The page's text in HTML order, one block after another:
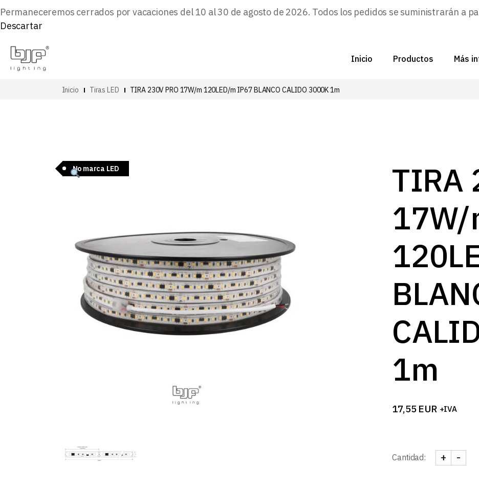
Permaneceremos cerrados por vacaciones del 10 al 30 de agosto de 2026. Todos los pedidos se suministrarán a
Descartar
Inicio Productos Más
FAQs
Zona
Blog
Inicio Tiras LED TIRA 230V PRO 17W/m 120LED/m IP67 BLANCO CALIDO 3000K 1m
No marca LED
TIRA
17W/
1m
17,55 EUR +IVA
Cantidad: TIRA
-
+